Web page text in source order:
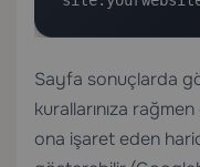
Sayfa sonuçlarda
kurallarınıza
ona işaret eden